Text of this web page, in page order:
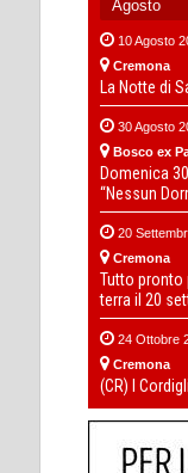
10 Agosto
Cremona
La Notte di
30 Agosto
Bosco ex
Domenica
“Nessun
20
Cremona
Tutto pronto
terra il 20
24 Ottobre
Cremona
(CR) I